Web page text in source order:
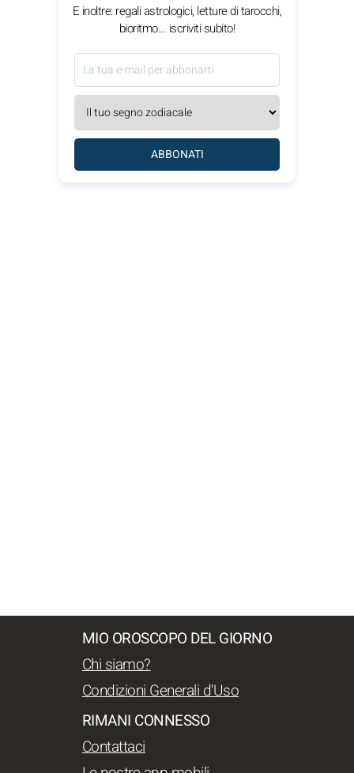
E inoltre: regali astrologici, letture di tarocchi,
bioritmo... iscriviti subito!
ABBONATI
MIO OROSCOPO DEL GIORNO
Chi siamo?
Condizioni Generali d'Uso
RIMANI CONNESSO
Contattaci